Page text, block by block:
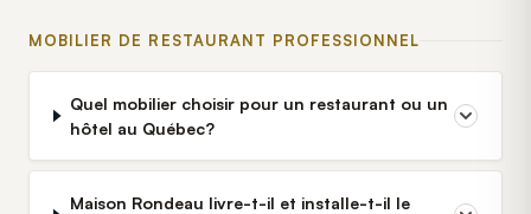
MOBILIER DE RESTAURANT PROFESSIONNEL
Quel mobilier choisir pour un restaurant ou un
hôtel au Québec?
Maison Rondeau livre-t-il et installe-t-il le